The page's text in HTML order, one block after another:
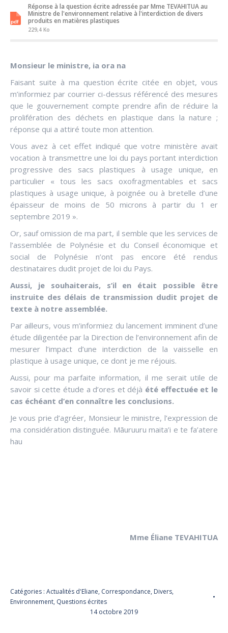
Réponse à la question écrite adressée par Mme TEVAHITUA au
Ministre de l'environnement relative à l'interdiction de divers
produits en matières plastiques
229,4 Ko
Monsieur le ministre, ia ora na
Faisant suite à ma question écrite citée en objet, vous
m’informiez par courrier ci-dessus référencé des mesures
que le gouvernement compte prendre afin de réduire la
prolifération des déchets en plastique dans la nature ;
réponse qui a attiré toute mon attention.
Vous avez à cet effet indiqué que votre ministère avait
vocation à transmettre une loi du pays portant interdiction
progressive des sacs plastiques à usage unique, en
particulier « tous les sacs oxofragmentables et sacs
plastiques à usage unique, à poignée ou à bretelle d’une
épaisseur de moins de 50 microns à partir du 1 er
septembre 2019 ».
Or, sauf omission de ma part, il semble que les services de
l’assemblée de Polynésie et du Conseil économique et
social de Polynésie n’ont pas encore été rendus
destinataires dudit projet de loi du Pays.
Aussi, je souhaiterais, s’il en était possible être
instruite des délais de transmission dudit projet de
texte à notre assemblée.
Par ailleurs, vous m’informiez du lancement imminent d’une
étude diligentée par la Direction de l’environnement afin de
mesurer l’impact d’une interdiction de la vaisselle en
plastique à usage unique, ce dont je me réjouis.
Aussi, pour ma parfaite information, il me serait utile de
savoir si cette étude a d’ores et déjà été effectuée et le
cas échéant d’en connaître les conclusions.
Je vous prie d’agréer, Monsieur le ministre, l’expression de
ma considération distinguée. Māuruuru maita’i e te fa’atere
hau
Mme Éliane TEVAHITUA
Catégories : Actualités d'Eliane, Correspondance, Divers,
Environnement, Questions écrites
14 octobre 2019